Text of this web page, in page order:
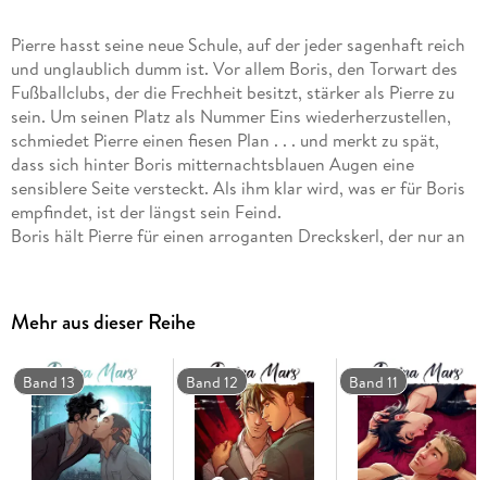
Pierre hasst seine neue Schule, auf der jeder sagenhaft reich
und unglaublich dumm ist. Vor allem Boris, den Torwart des
Fußballclubs, der die Frechheit besitzt, stärker als Pierre zu
sein. Um seinen Platz als Nummer Eins wiederherzustellen,
schmiedet Pierre einen fiesen Plan . . . und merkt zu spät,
dass sich hinter Boris mitternachtsblauen Augen eine
sensiblere Seite versteckt. Als ihm klar wird, was er für Boris
empfindet, ist der längst sein Feind.
Boris hält Pierre für einen arroganten Dreckskerl, der nur an
er sich so sehr ändern, dass Boris ihn doch noch respektiert?
Oder vielleicht sogar . . . liebt?
Mehr aus dieser Reihe
Band 13 Band 12 Band 11